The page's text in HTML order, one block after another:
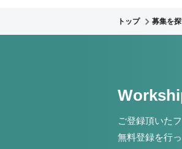
トップ 募集を
ご登録頂いた
無料登録を行